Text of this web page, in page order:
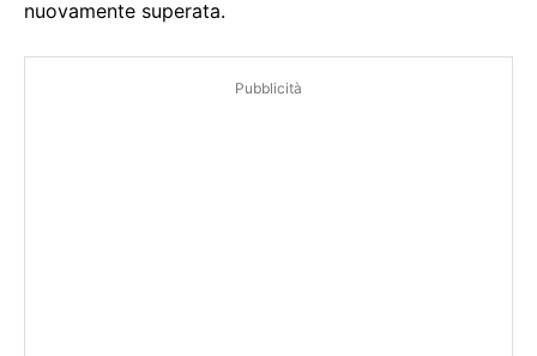
nuovamente superata.
Pubblicità